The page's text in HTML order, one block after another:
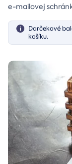
e-mailovej
Darčekové
košíku.